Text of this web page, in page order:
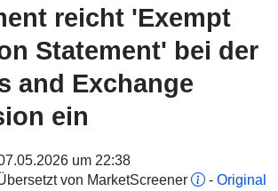
reicht 'Exempt
Statement' bei der
and Exchange
ein
um 22:38
von MarketScreener
- Original